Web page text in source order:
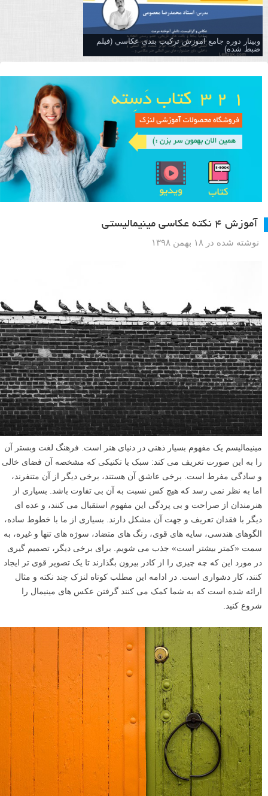
وبینار دوره جامع آموزش تركيب بندي عكاسي (فیلم
ضبط شده)
آموزش ۴ نکته عکاسی مینیمالیستی
نوشته شده در ۱۸ بهمن ۱۳۹۸
مینیمالیسم یک مفهوم بسیار ذهنی در دنیای هنر است. فرهنگ لغت وبستر آن
را به این صورت تعریف می کند: سبک یا تکنیکی که مشخصه آن فضای خالی
و سادگی مفرط است. برخی عاشق آن هستند، برخی دیگر از آن متنفرند،
اما به نظر نمی رسد که هیچ کس نسبت به آن بی تفاوت باشد. بسیاری از
هنرمندان از صراحت و بی پردگی این مفهوم استقبال می کنند، و عده ای
دیگر با فقدان تعریف و جهت آن مشکل دارند. بسیاری از ما با خطوط ساده،
الگوهای هندسی، سایه های قوی، رنگ های متضاد، سوژه های تنها و غیره، به
سمت «کمتر بیشتر است» جذب می شویم. برای برخی دیگر، تصمیم گیری
در مورد این که چه چیزی را از کادر بیرون بگذارند تا یک تصویر قوی تر ایجاد
کنند، کار دشواری است. در ادامه این مطلب کوتاه لنزک چند نکته و مثال
ارائه شده است که به شما کمک می کنند گرفتن عکس های مینیمال را
شروع کنید.